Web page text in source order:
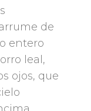
de
entero
leal,
ojos, que